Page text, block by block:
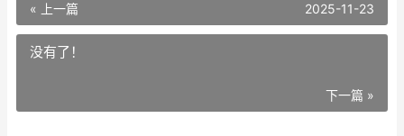
« 上一篇 2025-11-23
没有了！
下一篇 »